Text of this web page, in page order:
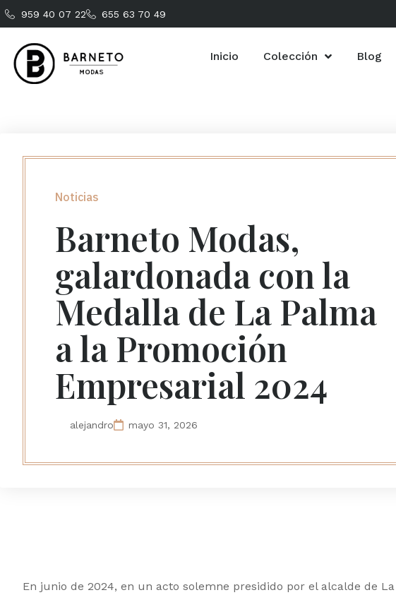
959 40 07 22 655 63 70 49
Inicio Colección Blog
Noticias
Barneto Modas,
galardonada con la
Medalla de La Palma
a la Promoción
Empresarial 2024
alejandro mayo 31, 2026
En junio de 2024, en un acto solemne presidido por el alcalde de